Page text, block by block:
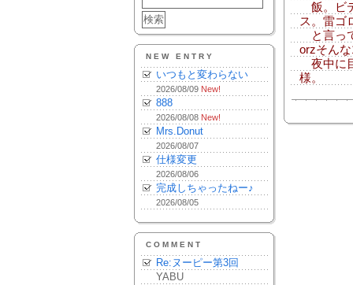
NEW ENTRY
いつもと変わらない
2026/08/09 New!
888
2026/08/08 New!
Mrs.Donut
2026/08/07
仕様変更
2026/08/06
完成しちゃったねー♪
2026/08/05
COMMENT
Re:ヌーピー第3回
YABU
飯。ビ
ス。雷ゴ
と言っ
orzそん
夜中に
様。